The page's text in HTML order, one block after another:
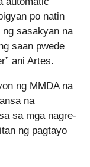
po natin
sasakyan na
saan pwede
ani Artes.
ng MMDA na
na
sa mga nagre-
ng pagtayo